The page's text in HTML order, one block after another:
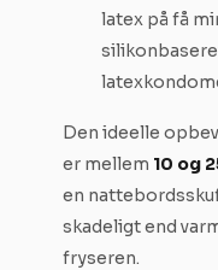
latex på få
Den ideelle
er mellem 10 og
en
skadeligt end
fryseren.